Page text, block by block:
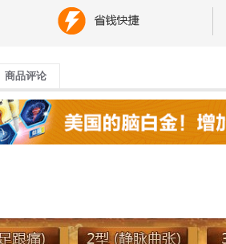
商品评论